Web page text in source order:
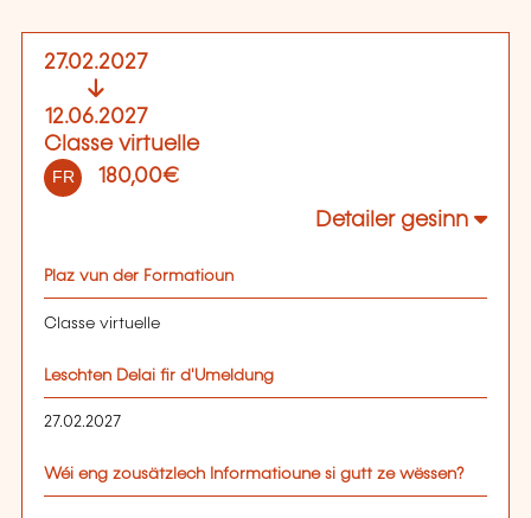
27.02.2027
12.06.2027
Classe virtuelle
FR 180,00€
Detailer gesinn
Plaz vun der Formatioun
Classe virtuelle
Leschten Delai fir d'Umeldung
27.02.2027
Wéi eng zousätzlech Informatioune si gutt ze wëssen?